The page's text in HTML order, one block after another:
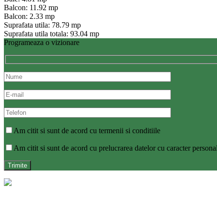
Balcon: 11.92 mp
Balcon: 2.33 mp
Suprafata utila: 78.79 mp
Suprafata utila totala: 93.04 mp
Programeaza o vizionare
Am citit si sunt de acord cu termenii si conditiile
Am citit si sunt de acord cu prelucrarea datelor cu caracter